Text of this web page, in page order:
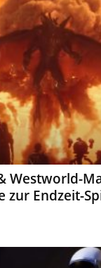
Westworld-
zur Endzeit-